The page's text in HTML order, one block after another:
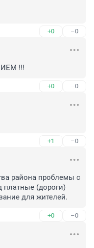
+0 –0
!!!
+0 –0
+1 –0
района проблемы с
платные (дороги)
для жителей.
+0 –0